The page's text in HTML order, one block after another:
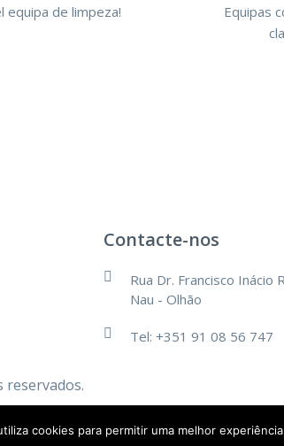
de limpeza!
Equipas
Contacte-nos
Rua Dr. Francisco Inácio
Nau - Olhão
Tel: +351 91 08 56 747
reservados.
cookies para permitir uma melhor